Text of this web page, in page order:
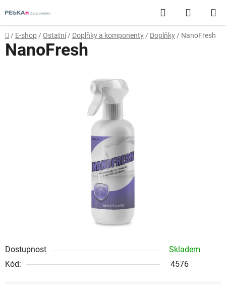
na
obsah
Hledat
KOŠÍK
Domů
/ E-shop / Ostatní / Doplňky a komponenty / Doplňky / NanoFresh
Dostupnost
Skladem
Kód:
4576
NanoFresh